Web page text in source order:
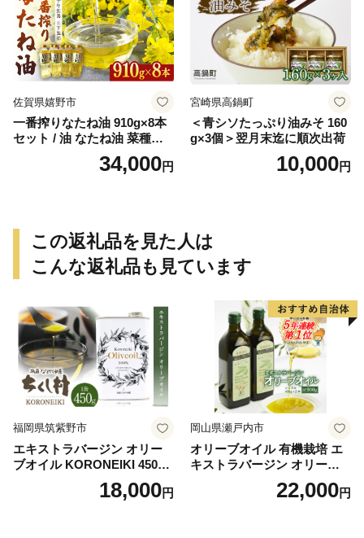
佐賀県嬉野市
一番搾りなたね油 910g×8本
セット / 油 なたね油 菜種油
ナタネ【山下製油】 [NBE00
34,000円
宮崎県高鍋町
＜青シソたっぷり油みそ 160
g×3個＞翌月末迄に順次出荷
10,000円
この返礼品を見た人は
こんな返礼品も見ています
福岡県筑紫野市
エキストラバージン オリー
ブオイル KORONEIKI 450g
[筑前たなか油屋 福岡県 筑紫
野市 21760403] 油 食用油 オ
18,000円
岡山県瀬戸内市
オリーブオイル 有機栽培 エ
キストラバージン オリーブ
オイル シングル 2本 セット
オーガニック 調味料 油 オリ
22,000円